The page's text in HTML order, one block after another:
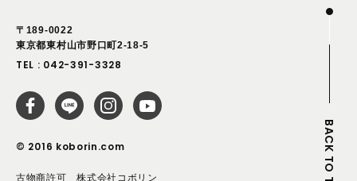
〒189-0022
東京都東村山市野口町2-18-5
TEL : 042-391-3328
© 2016 koborin.com
古物商許可 株式会社コボリン BACK TO TOP